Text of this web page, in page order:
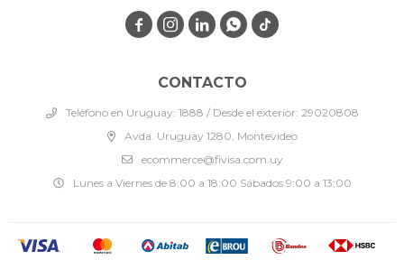
CONTACTO
Teléfono en Uruguay: 1888 / Desde el exterior: 29020808
Avda. Uruguay 1280, Montevideo
ecommerce@fivisa.com.uy
Lunes a Viernes de 8:00 a 18:00 Sábados 9:00 a 13:00
   